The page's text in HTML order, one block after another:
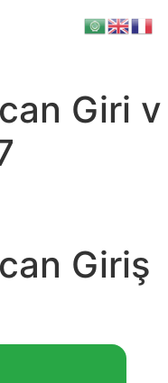
Giri v
Giriş